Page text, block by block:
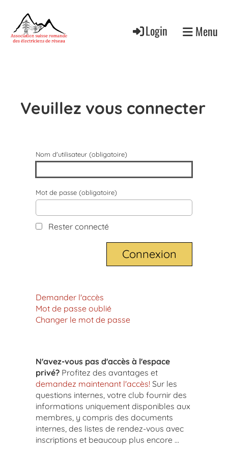
Login Menu
Veuillez vous connecter
Nom d'utilisateur (obligatoire)
Mot de passe (obligatoire)
Rester connecté
Demander l'accès
Mot de passe oublié
Changer le mot de passe
N'avez-vous pas d'accès à l'espace
privé? Profitez des avantages et
demandez maintenant l'accès! Sur les
questions internes, votre club fournir des
informations uniquement disponibles aux
membres, y compris des documents
internes, des listes de rendez-vous avec
inscriptions et beaucoup plus encore ...